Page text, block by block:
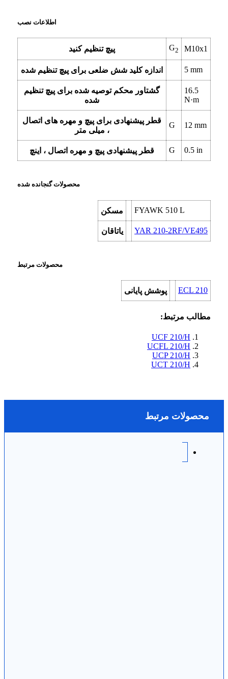
اطلاعات نصب
پیچ تنظیم کنید G2 M10x1
اندازه کلید شش ضلعی برای پیچ تنظیم شده 5mm
گشتاور محکم توصیه شده برای پیچ تنظیم
شده
16.5
N·m
قطر پیشنهادی برای پیچ و مهره های اتصال
، میلی متر
G 12mm
قطر پیشنهادی پیچ و مهره اتصال ، اینچ G 0.5in
محصولات گنجانده شده
مسکن FYAWK 510 L
یاتاقان YAR 210-2RF/VE495
محصولات مرتبط
پوشش پایانی ECL 210
مطالب مرتبط:
UCF 210/H
UCFL 210/H
UCP 210/H
UCT 210/H
محصولات مرتبط